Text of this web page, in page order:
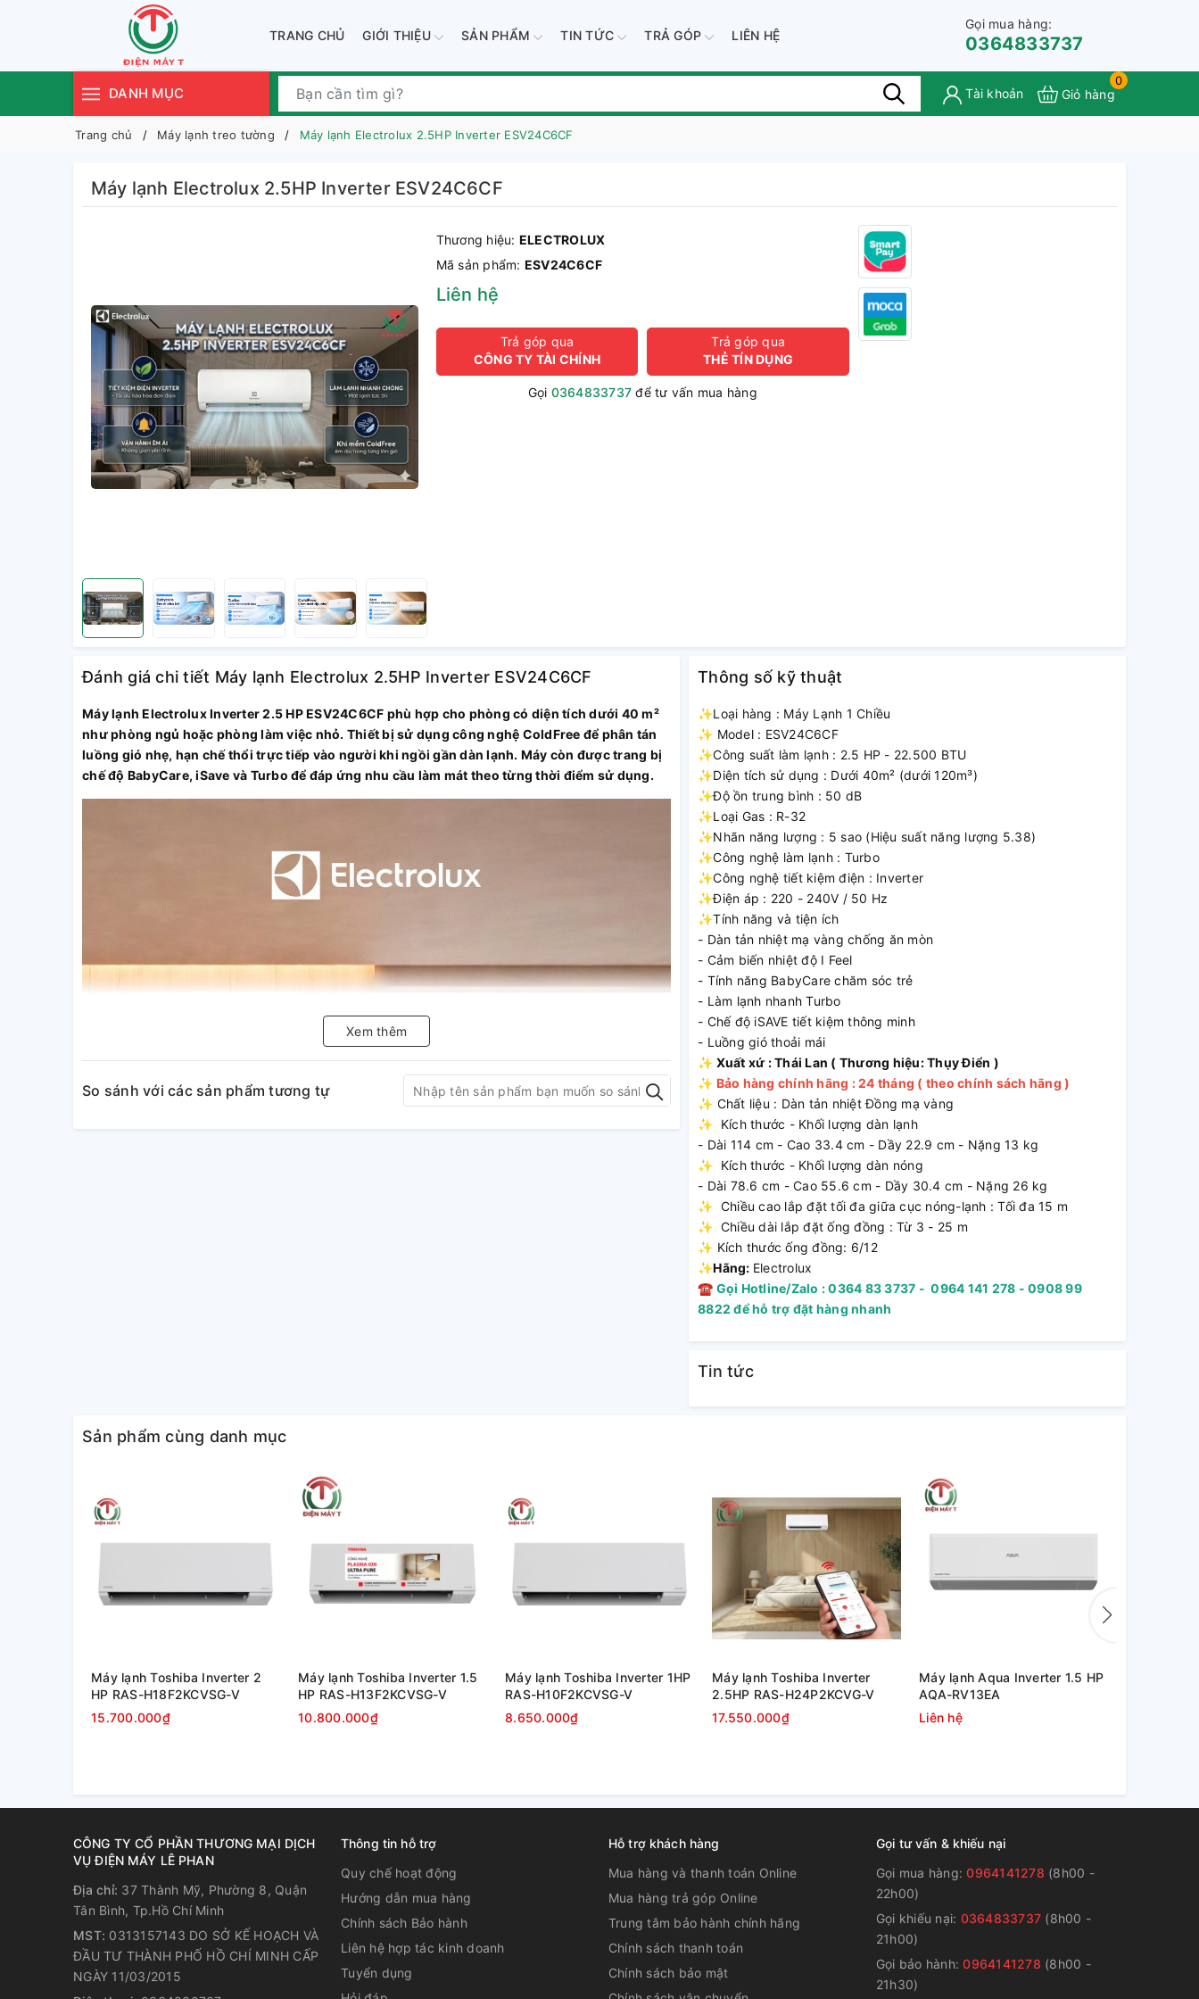
TRANG CHỦ GIỚI THIỆU SẢN PHẨM TIN TỨC TRẢ GÓP LIÊN HỆ
Gọi mua hàng:
0364833737
DANH MỤC Tài khoản
0
Giỏ hàng
Trang chủ Máy lạnh treo tường Máy lạnh Electrolux 2.5HP Inverter ESV24C6CF
Máy lạnh Electrolux 2.5HP Inverter ESV24C6CF
Thương hiệu: ELECTROLUX
Mã sản phẩm: ESV24C6CF
Liên hệ
Trả góp qua
CÔNG TY TÀI CHÍNH
Trả góp qua
THẺ TÍN DỤNG
Gọi 0364833737 để tư vấn mua hàng
Đánh giá chi tiết Máy lạnh Electrolux 2.5HP Inverter ESV24C6CF
Máy lạnh Electrolux Inverter 2.5 HP ESV24C6CF phù hợp cho phòng có diện tích dưới 40 m²
như phòng ngủ hoặc phòng làm việc nhỏ. Thiết bị sử dụng công nghệ ColdFree để phân tán
luồng gió nhẹ, hạn chế thổi trực tiếp vào người khi ngồi gần dàn lạnh. Máy còn được trang bị
chế độ BabyCare, iSave và Turbo để đáp ứng nhu cầu làm mát theo từng thời điểm sử dụng.
Electrolux Inverter 2.5 HP ESV24C6CF sử dụng công nghệ khí mềm ColdFree với cơ chế
chế thổi trực tiếp vào cơ thể khi ngồi gần dàn lạnh. Không khí mát lan tỏa nhẹ nhàng khắp không
Xem thêm
So sánh với các sản phẩm tương tự
Thông số kỹ thuật
✨Loại hàng : Máy Lạnh 1 Chiều
✨ Model : ESV24C6CF
✨Công suất làm lạnh : 2.5 HP - 22.500 BTU
✨Diện tích sử dụng : Dưới 40m² (dưới 120m³)
✨Độ ồn trung bình : 50 dB
✨Loại Gas : R-32
✨Nhãn năng lượng : 5 sao (Hiệu suất năng lượng 5.38)
✨Công nghệ làm lạnh : Turbo
✨Công nghệ tiết kiệm điện : Inverter
✨Điện áp : 220 - 240V / 50 Hz
✨Tính năng và tiện ích
- Dàn tản nhiệt mạ vàng chống ăn mòn
- Cảm biến nhiệt độ I Feel
- Tính năng BabyCare chăm sóc trẻ
- Làm lạnh nhanh Turbo
- Chế độ iSAVE tiết kiệm thông minh
- Luồng gió thoải mái
✨ Xuất xứ : Thái Lan ( Thương hiệu: Thụy Điển )
✨ Bảo hàng chính hãng : 24 tháng ( theo chính sách hãng )
✨ Chất liệu : Dàn tản nhiệt Đồng mạ vàng
✨ Kích thước - Khối lượng dàn lạnh
- Dài 114 cm - Cao 33.4 cm - Dầy 22.9 cm - Nặng 13 kg
✨ Kích thước - Khối lượng dàn nóng
- Dài 78.6 cm - Cao 55.6 cm - Dầy 30.4 cm - Nặng 26 kg
✨ Chiều cao lắp đặt tối đa giữa cục nóng-lạnh : Tối đa 15 m
✨ Chiều dài lắp đặt ống đồng : Từ 3 - 25 m
✨ Kích thước ống đồng: 6/12
✨Hãng: Electrolux
☎ Gọi Hotline/Zalo : 0364 83 3737 - 0964 141 278 - 0908 99
8822 để hỗ trợ đặt hàng nhanh
Tin tức
Sản phẩm cùng danh mục
Máy lạnh Toshiba Inverter 2
HP RAS-H18F2KCVSG-V
15.700.000₫
Máy lạnh Toshiba Inverter 1.5
HP RAS-H13F2KCVSG-V
10.800.000₫
Máy lạnh Toshiba Inverter 1HP
RAS-H10F2KCVSG-V
8.650.000₫
Máy lạnh Toshiba Inverter
2.5HP RAS-H24P2KCVG-V
17.550.000₫
Máy lạnh Aqua Inverter 1.5 HP
AQA-RV13EA
Liên hệ
CÔNG TY CỔ PHẦN THƯƠNG MẠI DỊCH
VỤ ĐIỆN MÁY LÊ PHAN
Địa chỉ: 37 Thành Mỹ, Phường 8, Quận
Tân Bình, Tp.Hồ Chí Minh
MST: 0313157143 DO SỞ KẾ HOẠCH VÀ
ĐẦU TƯ THÀNH PHỐ HỒ CHÍ MINH CẤP
NGÀY 11/03/2015
Thông tin hỗ trợ
Quy chế hoạt động
Hướng dẫn mua hàng
Chính sách Bảo hành
Liên hệ hợp tác kinh doanh
Tuyển dụng
Hỗ trợ khách hàng
Mua hàng và thanh toán Online
Mua hàng trả góp Online
Trung tâm bảo hành chính hãng
Chính sách thanh toán
Chính sách bảo mật
Gọi tư vấn & khiếu nại
Gọi mua hàng:0964141278 (8h00 -
22h00)
Gọi khiếu nại: 0364833737 (8h00 -
21h00)
Gọi bảo hành:0964141278 (8h00 -
21h30)